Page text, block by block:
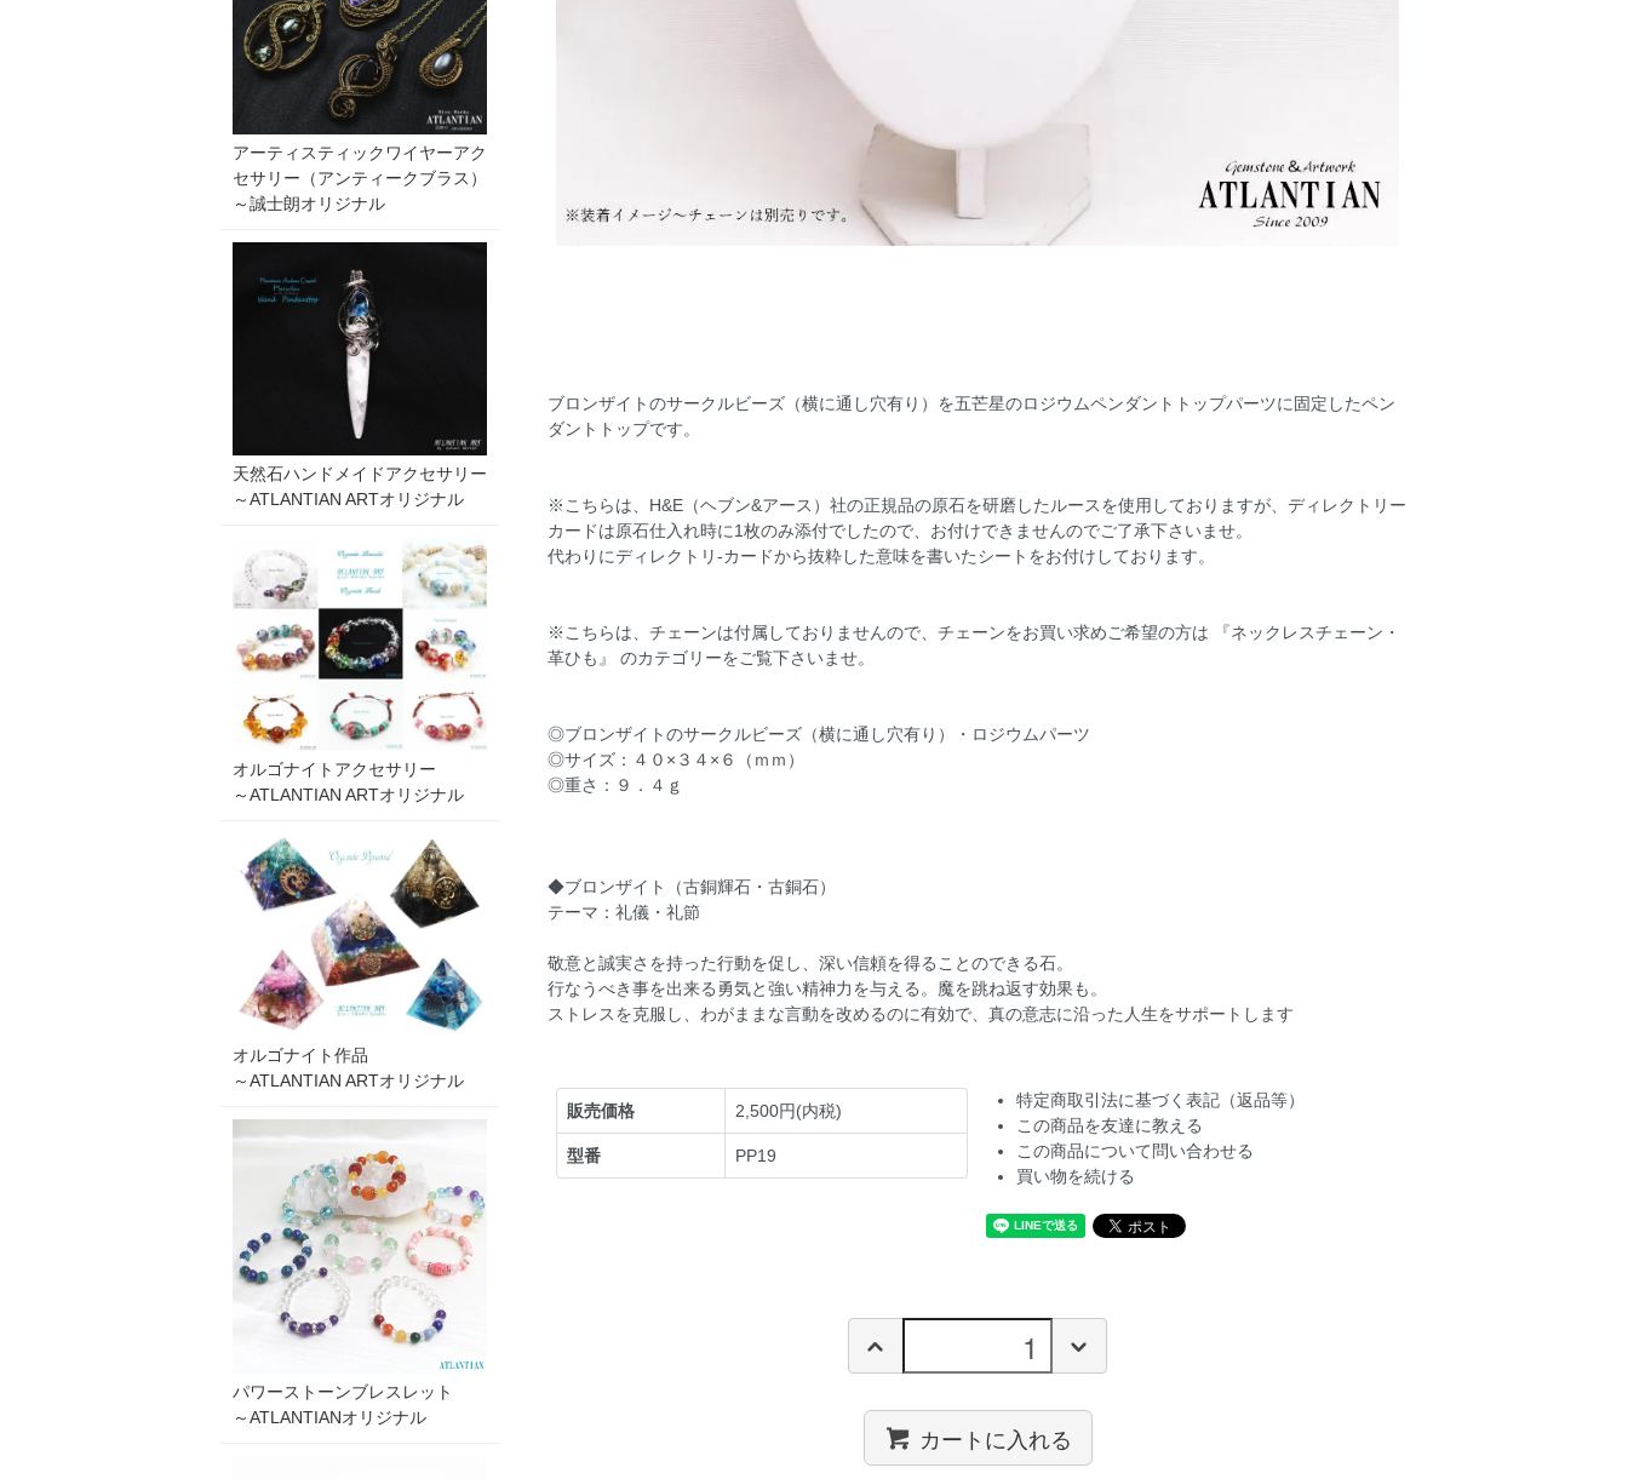
ブロンザイトのサークルビーズ（横に通し穴有り）を五芒星のロジウムペンダントトップパーツに固定したペン
ダントトップです。
※こちらは、H&E（ヘブン&アース）社の正規品の原石を研磨したルースを使用しておりますが、ディレクトリー
カードは原石仕入れ時に1枚のみ添付でしたので、お付けできませんのでご了承下さいませ。
代わりにディレクトリ-カードから抜粋した意味を書いたシートをお付けしております。
※こちらは、チェーンは付属しておりませんので、チェーンをお買い求めご希望の方は 『ネックレスチェーン・
革ひも』 のカテゴリーをご覧下さいませ。
◎ブロンザイトのサークルビーズ（横に通し穴有り）・ロジウムパーツ
◎サイズ：４０×３４×６（ｍｍ）
◎重さ：９．４ｇ
◆ブロンザイト（古銅輝石・古銅石）
テーマ：礼儀・礼節
敬意と誠実さを持った行動を促し、深い信頼を得ることのできる石。
行なうべき事を出来る勇気と強い精神力を与える。魔を跳ね返す効果も。
ストレスを克服し、わがままな言動を改めるのに有効で、真の意志に沿った人生をサポートします
販売価格 2,500円(内税)
型番 PP19
特定商取引法に基づく表記（返品等）
この商品を友達に教える
この商品について問い合わせる
買い物を続ける
カートに入れる
アーティスティックワイヤーアク
セサリー（アンティークブラス）
～誠士朗オリジナル
天然石ハンドメイドアクセサリー
～ATLANTIAN ARTオリジナル
オルゴナイトアクセサリー
～ATLANTIAN ARTオリジナル
オルゴナイト作品
～ATLANTIAN ARTオリジナル
パワーストーンブレスレット
～ATLANTIANオリジナル